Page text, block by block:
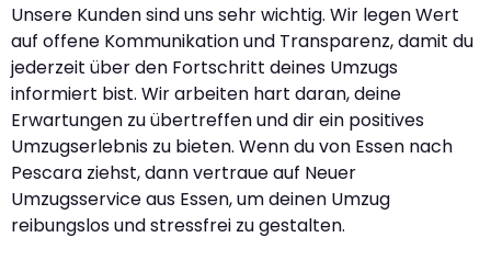
Unsere Kunden sind uns sehr wichtig. Wir legen Wert
auf offene Kommunikation und Transparenz, damit du
jederzeit über den Fortschritt deines Umzugs
informiert bist. Wir arbeiten hart daran, deine
Erwartungen zu übertreffen und dir ein positives
Umzugserlebnis zu bieten. Wenn du von Essen nach
Pescara ziehst, dann vertraue auf Neuer
Umzugsservice aus Essen, um deinen Umzug
reibungslos und stressfrei zu gestalten.